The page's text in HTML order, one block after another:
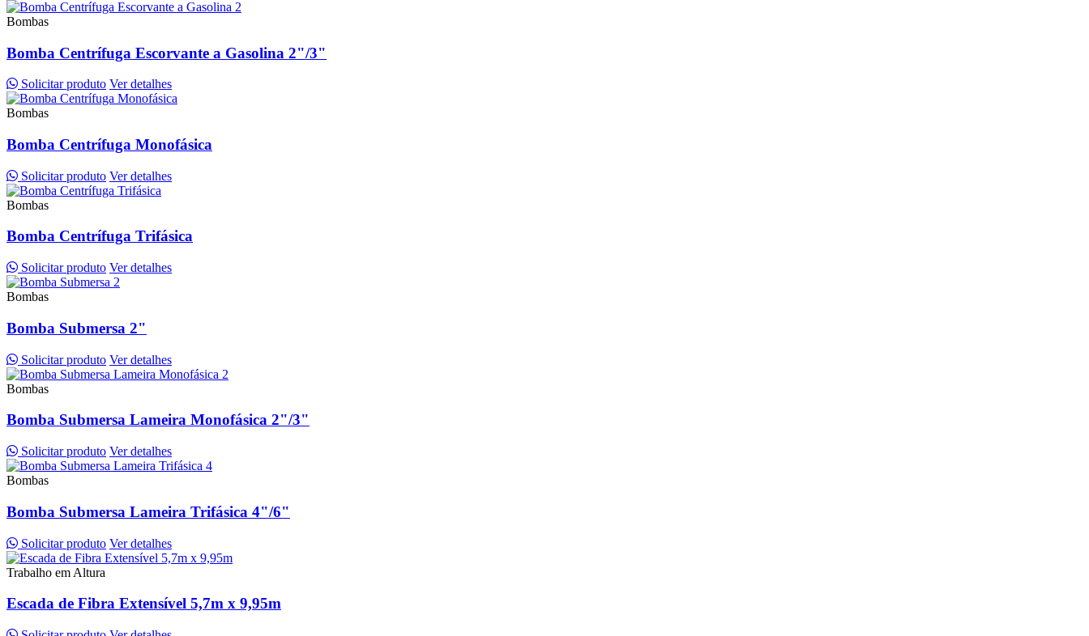
Bombas
Bomba Centrífuga Escorvante a Gasolina 2"/3"
Solicitar produto Ver detalhes
Bombas
Bomba Centrífuga Monofásica
Solicitar produto Ver detalhes
Bombas
Bomba Centrífuga Trifásica
Solicitar produto Ver detalhes
Bombas
Bomba Submersa 2"
Solicitar produto Ver detalhes
Bombas
Bomba Submersa Lameira Monofásica 2"/3"
Solicitar produto Ver detalhes
Bombas
Bomba Submersa Lameira Trifásica 4"/6"
Solicitar produto Ver detalhes
Trabalho em Altura
Escada de Fibra Extensível 5,7m x 9,95m